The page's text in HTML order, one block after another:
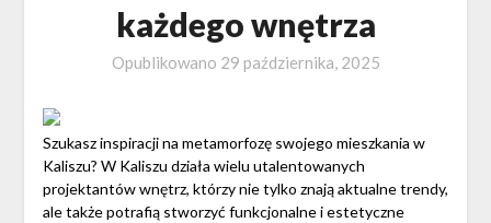
każdego wnętrza
Opublikowano 29 października, 2025
Szukasz inspiracji na metamorfozę swojego mieszkania w
Kaliszu? W Kaliszu działa wielu utalentowanych
projektantów wnętrz, którzy nie tylko znają aktualne trendy,
ale także potrafią stworzyć funkcjonalne i estetyczne